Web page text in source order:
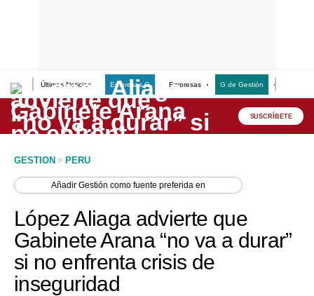
Últimas Noticias Empresas G Empresas G de Gestión
Lo último
Peru Quiosco
Economía
Mercados
Perú
SUSCRÍBETE
GESTION > PERU
AñadirGestión como fuente preferida en
López Aliaga advierte que
Gabinete Arana “no va a durar”
si no enfrenta crisis de
inseguridad